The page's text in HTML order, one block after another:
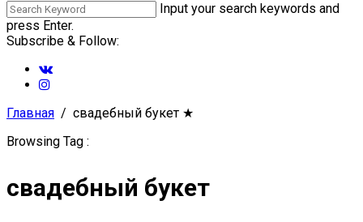
Input your search keywords and
press Enter.
Subscribe & Follow:
Главная свадебный букет ★
Browsing Tag :
свадебный букет